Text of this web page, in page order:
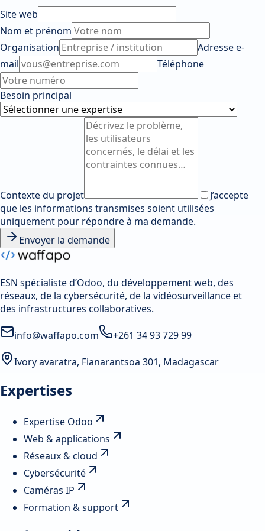
Site web
Nom et prénom
Organisation
Adresse e-
mail
Téléphone
Besoin principal
Contexte du projet
J’accepte
que les informations transmises soient utilisées
uniquement pour répondre à ma demande.
Envoyer la demande
ESN spécialiste d’Odoo, du développement web, des
réseaux, de la cybersécurité, de la vidéosurveillance et
des infrastructures collaboratives.
info@waffapo.com +261 34 93 729 99
Ivory avaratra, Fianarantsoa 301, Madagascar
Expertises
Expertise Odoo
Web & applications
Réseaux & cloud
Cybersécurité
Caméras IP
Formation & support